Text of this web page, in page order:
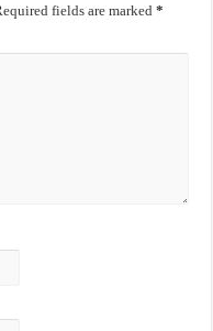
fields are marked*